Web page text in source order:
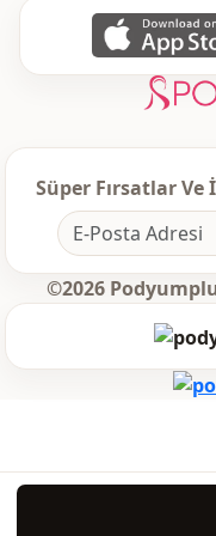
Detay
Süper Fırsatlar
©2026